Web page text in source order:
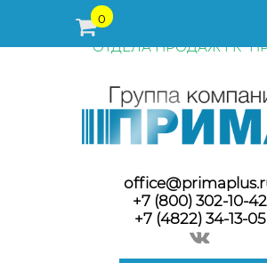
0
ПЕРЕД ОФОРМЛЕНИЕМ ЗАКАЗА,
ПОСТАВКИ ТОВАРА УТОЧНЯЙТЕ
ОТДЕЛА ПРОДАЖ ГК
+7 (800) 302-10-42
+7 (4822) 34-13-05